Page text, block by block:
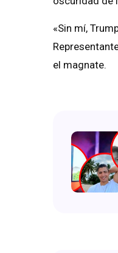
«Sin mí,
el magnate.